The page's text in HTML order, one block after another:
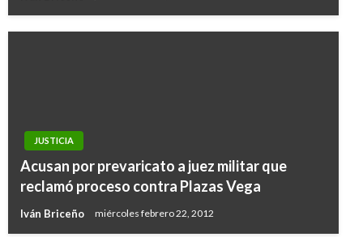
JUSTICIA
Acusan por prevaricato a juez militar que
reclamó proceso contra Plazas Vega
Iván Briceño miércoles febrero 22, 2012